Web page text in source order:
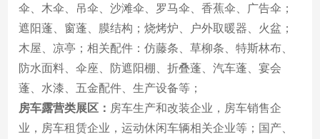
伞、木伞、吊伞、沙滩伞、罗马伞、香蕉伞、广告伞；
遮阳蓬、窗蓬、膜结构；烧烤炉、户外取暖器、火盆；
木屋、凉亭；相关配件：仿藤条、草柳条、特斯林布、
防水面料、伞座、防遮阳棚、折叠蓬、汽车蓬、宴会
蓬、水漆、五金配件、生产设备等；
房车露营类展区： 房车生产和改装企业，房车销售企
业，房车租赁企业，运动休闲车辆相关企业等；国产、